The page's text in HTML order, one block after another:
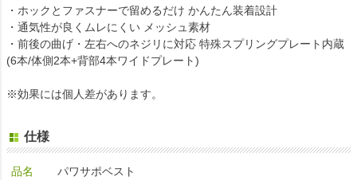
・ホックとファスナーで留めるだけ かんたん装着設計
・通気性が良くムレにくい メッシュ素材
・前後の曲げ・左右へのネジリに対応 特殊スプリングプレート内蔵
(6本/体側2本+背部4本ワイドプレート)
※効果には個人差があります。
仕様
品名 パワサポベスト